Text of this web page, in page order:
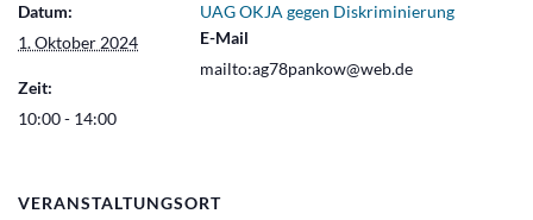
Datum:
1. Oktober 2024
Zeit:
10:00 - 14:00
VERANSTALTUNGSORT
UAG OKJA gegen Diskriminierung
E-Mail
mailto:ag78pankow@web.de